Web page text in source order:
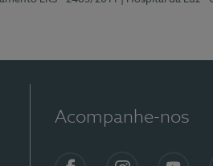
Acompanhe-nos